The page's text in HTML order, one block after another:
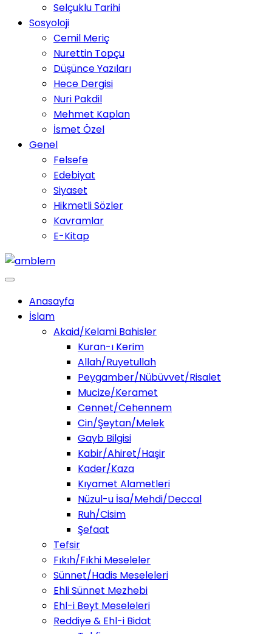
Selçuklu Tarihi
Sosyoloji
Cemil Meriç
Nurettin Topçu
Düşünce Yazıları
Hece Dergisi
Nuri Pakdil
Mehmet Kaplan
İsmet Özel
Genel
Felsefe
Edebiyat
Siyaset
Hikmetli Sözler
Kavramlar
E-Kitap
Anasayfa
İslam
Akaid/Kelami Bahisler
Kuran-ı Kerim
Allah/Ruyetullah
Peygamber/Nübüvvet/Risalet
Mucize/Keramet
Cennet/Cehennem
Cin/Şeytan/Melek
Gayb Bilgisi
Kabir/Ahiret/Haşir
Kader/Kaza
Kıyamet Alametleri
Nüzul-u İsa/Mehdi/Deccal
Ruh/Cisim
Şefaat
Tefsir
Fıkıh/Fıkhi Meseleler
Sünnet/Hadis Meseleleri
Ehli Sünnet Mezhebi
Ehl-i Beyt Meseleleri
Reddiye & Ehl-i Bidat